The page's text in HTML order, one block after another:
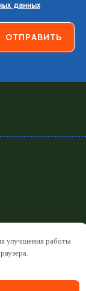
данных
данных
улучшения работы